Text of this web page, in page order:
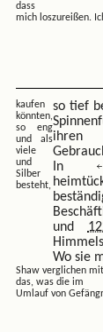
dass
mich loszureißen.
kaufen
könnten,
so eng
und als
viele
und
Silber
besteht,
so tief
ihren
In
und
Wo sie
Shaw verglichen
das, was die im
Umlauf von